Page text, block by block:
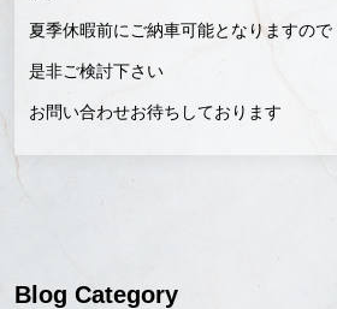
夏季休暇前にご納車可能となりますので
是非ご検討下さい
お問い合わせお待ちしております
Blog Category